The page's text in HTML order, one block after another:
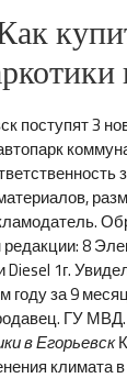
поступят 3
8
1г.
году за 9
ГУ МВД.
в Егорьевск
климата